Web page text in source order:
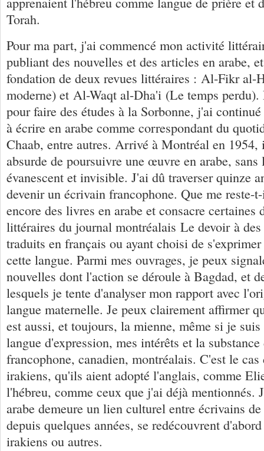
Torah.
Pour ma part, j'ai commencé mon activité
publiant des nouvelles et des articles en arabe,
fondation de deux revues littéraires : Al-Fikr al-
moderne) et Al-Waqt al-Dha'i (Le temps perdu).
pour faire des études à la Sorbonne, j'ai
à écrire en arabe comme correspondant du
Chaab, entre autres. Arrivé à Montréal en 1954,
absurde de poursuivre une œuvre en arabe,
évanescent et invisible. J'ai dû traverser quinze
devenir un écrivain francophone. Que me reste-
encore des livres en arabe et consacre certaines
littéraires du journal montréalais Le devoir à des
traduits en français ou ayant choisi de
cette langue. Parmi mes ouvrages, je peux
nouvelles dont l'action se déroule à Bagdad, et
lesquels je tente d'analyser mon rapport avec
langue maternelle. Je peux clairement affirmer
est aussi, et toujours, la mienne, même si je suis
langue d'expression, mes intérêts et la
francophone, canadien, montréalais. C'est le
irakiens, qu'ils aient adopté l'anglais, comme
l'hébreu, comme ceux que j'ai déjà mentionnés.
arabe demeure un lien culturel entre écrivains
depuis quelques années, se redécouvrent
irakiens ou autres.